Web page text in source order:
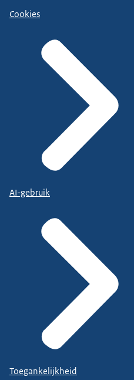
Cookies
AI-gebruik
Toegankelijkheid